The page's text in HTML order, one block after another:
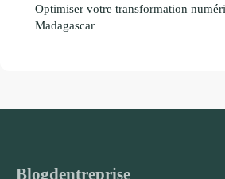
Optimiser votre transformation
Madagascar
Blogdentreprise